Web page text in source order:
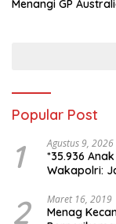
Menangi GP
Popular Post
1 Agustus 9, 2026
*35.936
Wakapolri:
2 Maret 16, 2019
Menag